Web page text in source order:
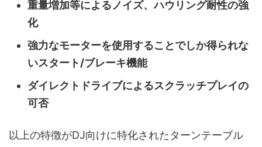
重量増加等によるノイズ、ハウリング耐性の強
化
強力なモーターを使用することでしか得られな
いスタート/ブレーキ機能
ダイレクトドライブによるスクラッチプレイの
可否
以上の特徴がDJ向けに特化されたターンテーブル